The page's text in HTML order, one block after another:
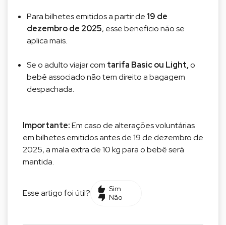
Para bilhetes emitidos a partir de 19 de
dezembro de 2025, esse benefício não se
aplica mais.
Se o adulto viajar com tarifa Basic ou Light,o
bebê associado não tem direito a bagagem
despachada.
Importante:Em caso de alterações voluntárias
em bilhetes emitidos antes de 19 de dezembro de
2025, a mala extra de 10 kg para o bebê será
mantida.
Esse artigo foi útil?
Sim
Não